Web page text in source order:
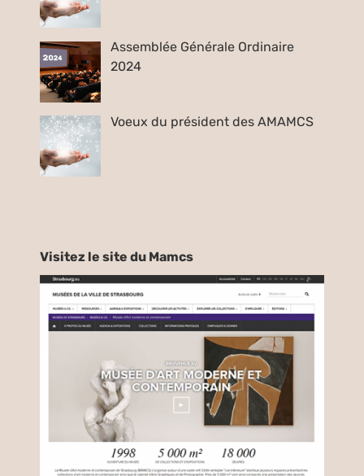
Assemblée Générale Ordinaire
2024
Voeux du président des AMAMCS
Visitez le site du Mamcs